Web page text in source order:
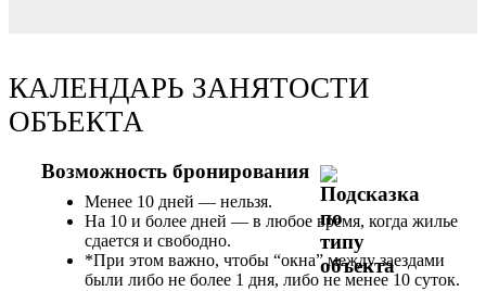
КАЛЕНДАРЬ ЗАНЯТОСТИ
ОБЪЕКТА
Возможность бронирования
Менее 10 дней — нельзя.
На 10 и более дней — в любое время, когда жилье
сдается и свободно.
*При этом важно, чтобы “окна” между заездами
были либо не более 1 дня, либо не менее 10 суток.